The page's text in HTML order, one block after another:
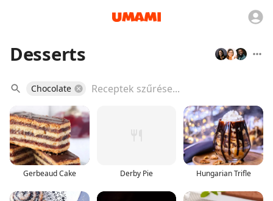
Desserts
Chocolate
Gerbeaud Cake Derby Pie Hungarian Trifle